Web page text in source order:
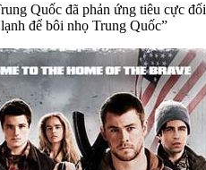
Quốc đã phản ứng tiêu cực
để bôi nhọ Trung Quốc”